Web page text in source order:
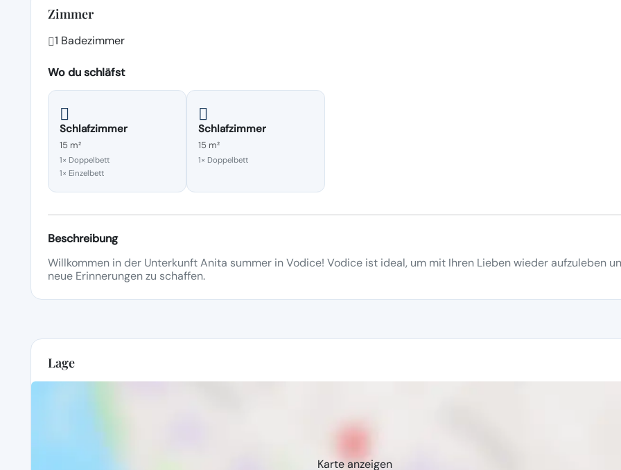
Zimmer
1 Badezimmer
Wo du schläfst
Schlafzimmer
15 m²
1× Doppelbett
1× Einzelbett
Schlafzimmer
15 m²
1× Doppelbett
Beschreibung
Willkommen in der Unterkunft Anita summer in Vodice! Vodice ist ideal, um mit Ihren Lieben wieder aufzuleben
neue Erinnerungen zu schaffen.
Lage
Karte anzeigen